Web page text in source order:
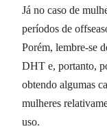
Já no caso de
períodos de
Porém, lembre-se
DHT e, portanto,
obtendo algumas
mulheres
uso.